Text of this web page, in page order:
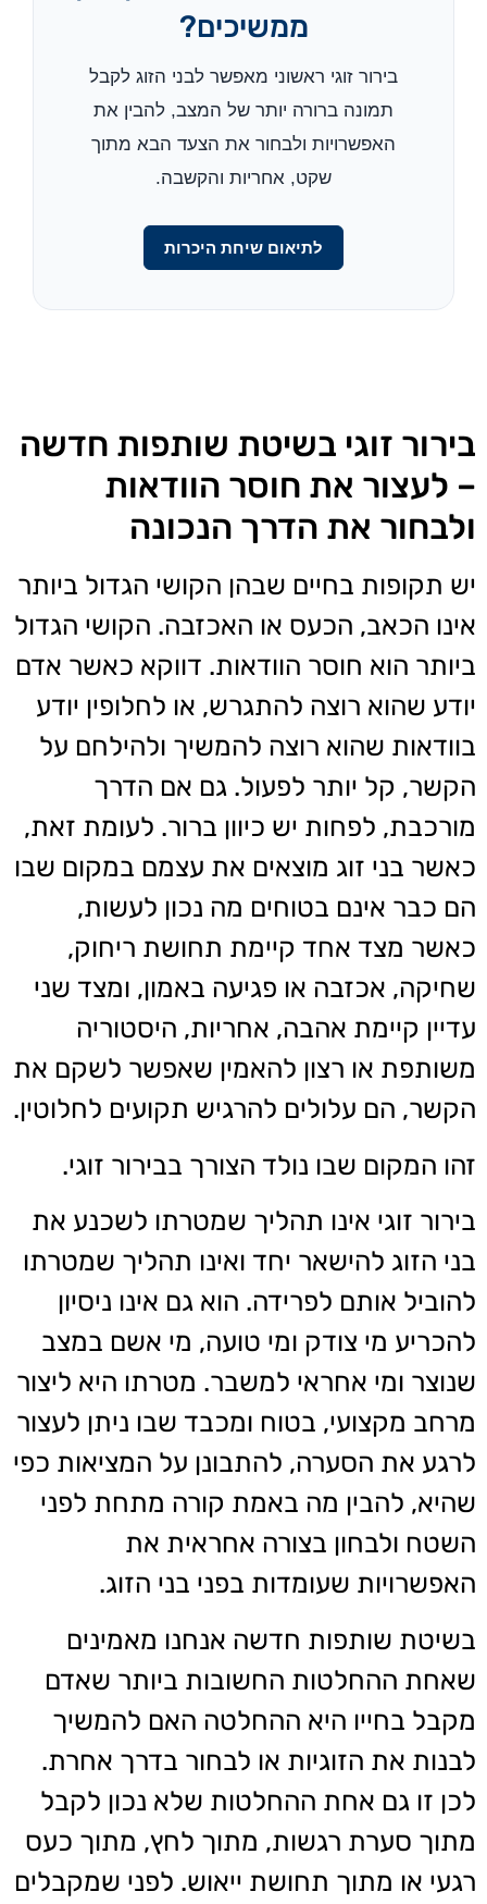
ממשיכים?
בירור זוגי ראשוני מאפשר לבני הזוג לקבל
תמונה ברורה יותר של המצב, להבין את
האפשרויות ולבחור את הצעד הבא מתוך
שקט, אחריות והקשבה.
לתיאום שיחת היכרות
בירור זוגי בשיטת שותפות חדשה
– לעצור את חוסר הוודאות
ולבחור את הדרך הנכונה
יש תקופות בחיים שבהן הקושי הגדול ביותר
אינו הכאב, הכעס או האכזבה. הקושי הגדול
ביותר הוא חוסר הוודאות. דווקא כאשר אדם
יודע שהוא רוצה להתגרש, או לחלופין יודע
בוודאות שהוא רוצה להמשיך ולהילחם על
הקשר, קל יותר לפעול. גם אם הדרך
מורכבת, לפחות יש כיוון ברור. לעומת זאת,
כאשר בני זוג מוצאים את עצמם במקום שבו
הם כבר אינם בטוחים מה נכון לעשות,
כאשר מצד אחד קיימת תחושת ריחוק,
שחיקה, אכזבה או פגיעה באמון, ומצד שני
עדיין קיימת אהבה, אחריות, היסטוריה
משותפת או רצון להאמין שאפשר לשקם את
הקשר, הם עלולים להרגיש תקועים לחלוטין.
זהו המקום שבו נולד הצורך בבירור זוגי.
בירור זוגי אינו תהליך שמטרתו לשכנע את
בני הזוג להישאר יחד ואינו תהליך שמטרתו
להוביל אותם לפרידה. הוא גם אינו ניסיון
להכריע מי צודק ומי טועה, מי אשם במצב
שנוצר ומי אחראי למשבר. מטרתו היא ליצור
מרחב מקצועי, בטוח ומכבד שבו ניתן לעצור
לרגע את הסערה, להתבונן על המציאות כפי
שהיא, להבין מה באמת קורה מתחת לפני
השטח ולבחון בצורה אחראית את
האפשרויות שעומדות בפני בני הזוג.
בשיטת שותפות חדשה אנחנו מאמינים
שאחת ההחלטות החשובות ביותר שאדם
מקבל בחייו היא ההחלטה האם להמשיך
לבנות את הזוגיות או לבחור בדרך אחרת.
לכן זו גם אחת ההחלטות שלא נכון לקבל
מתוך סערת רגשות, מתוך לחץ, מתוך כעס
רגעי או מתוך תחושת ייאוש. לפני שמקבלים